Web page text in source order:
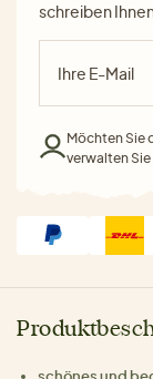
schreiben
Möchten Sie
verwalten